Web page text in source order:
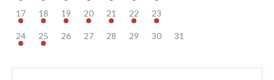
17 18 19 20 21 22 23
24 25 26 27 28 29 30 31